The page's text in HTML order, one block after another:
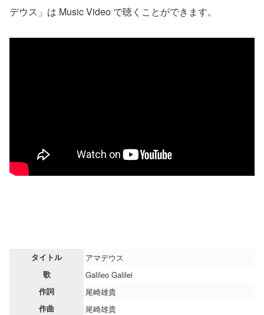
デウス」は Music Video で聴くことができます。
タイトル アマデウス
歌 Galileo Galilei
作詞 尾崎雄貴
作曲 尾崎雄貴